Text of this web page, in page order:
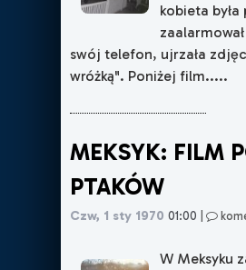
kobieta
swój telefon, ujrzała
wróżką". Poniżej film.....
MEKSYK: FILM
PTAKÓW
Czw, 1 sty 1970 01:00 |
W Meksyku